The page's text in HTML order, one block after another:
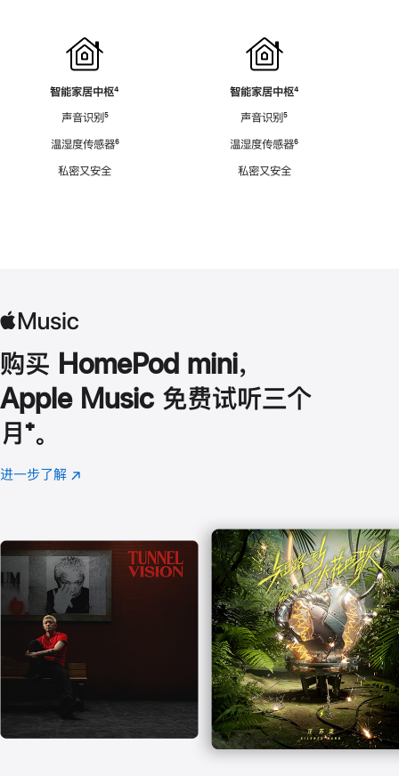
智能家居中枢脚
⁴
声音识别脚
⁵
温湿度传感器脚
⁶
私密又安全
智能家居中枢脚
⁴
声音识别脚
⁵
温湿度传感器脚
⁶
私密又安全
购买 HomePod mini，
Apple Music 免费试听三个
月 脚
注
⁺。
进一步了解 Apple
(在
口
中
打
开)